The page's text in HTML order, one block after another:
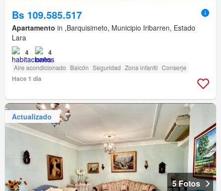
Bs 109.585.517
Apartamento in ,Barquisimeto, Municipio Iribarren, Estado
Lara
4 4
Aire acondicionado Balcón Seguridad Zona infantil Conserje
Hace 1 día
Actualizado
5 Fotos